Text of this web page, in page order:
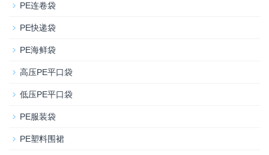
PE连卷袋
PE快递袋
PE海鲜袋
高压PE平口袋
低压PE平口袋
PE服装袋
PE塑料围裙